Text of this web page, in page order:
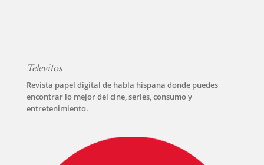
INICIO
PELICULAS
Televitos
Revista papel digital de habla hispana donde puedes
encontrar lo mejor del cine, series, consumo y
entretenimiento.